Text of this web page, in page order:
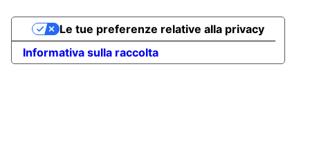
Informativa sulla raccolta
Le tue preferenze relative alla privacy